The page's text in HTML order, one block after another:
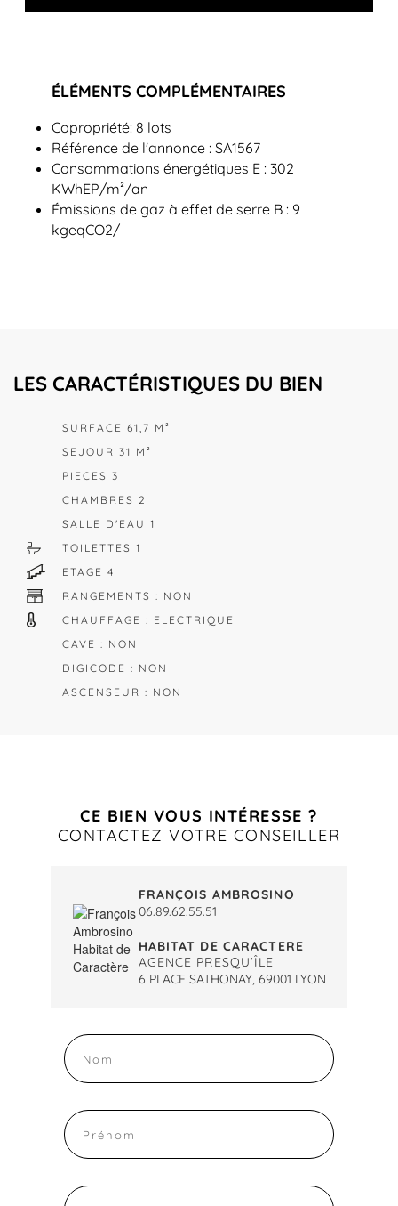
ÉLÉMENTS COMPLÉMENTAIRES
Copropriété: 8 lots
Référence de l'annonce : SA1567
Consommations énergétiques E : 302
KWhEP/m²/an
Émissions de gaz à effet de serre B : 9
kgeqCO2/
LES CARACTÉRISTIQUES DU BIEN
SURFACE 61,7 M²
SEJOUR 31 M²
PIECES 3
CHAMBRES 2
SALLE D'EAU 1
TOILETTES 1
ETAGE 4
RANGEMENTS : NON
CHAUFFAGE : ELECTRIQUE
CAVE : NON
DIGICODE : NON
ASCENSEUR : NON
CE BIEN VOUS INTÉRESSE ?
CONTACTEZ VOTRE CONSEILLER
FRANÇOIS AMBROSINO
06.89.62.55.51
HABITAT DE CARACTERE
AGENCE PRESQU’ÎLE
6 PLACE SATHONAY, 69001 LYON